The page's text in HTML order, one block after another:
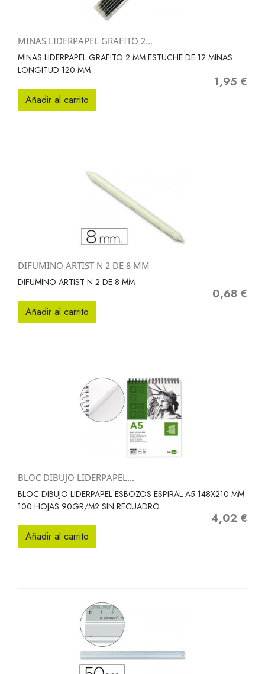
MINAS LIDERPAPEL GRAFITO 2...
MINAS LIDERPAPEL GRAFITO 2 MM ESTUCHE DE 12 MINAS
LONGITUD 120 MM
Precio
1,95 €
Añadir al carrito
DIFUMINO ARTIST N 2 DE 8 MM
DIFUMINO ARTIST N 2 DE 8 MM
Precio
0,68 €
Añadir al carrito
BLOC DIBUJO LIDERPAPEL...
BLOC DIBUJO LIDERPAPEL ESBOZOS ESPIRAL A5 148X210 MM
100 HOJAS 90GR/M2 SIN RECUADRO
Precio
4,02 €
Añadir al carrito